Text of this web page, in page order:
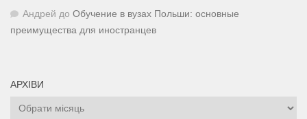
Андрей до Обучение в вузах Польши: основные
преимущества для иностранцев
АРХІВИ
Архіви